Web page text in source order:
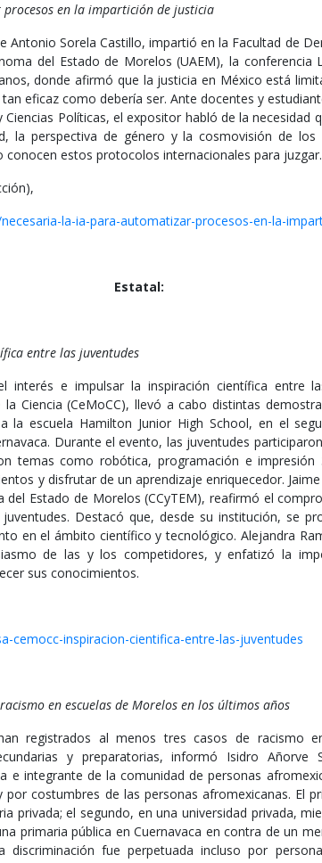
en la impartición de justicia
Antonio Sorela Castillo, impartió en la Facultad de
del Estado de Morelos (UAEM), la conferencia
donde afirmó que la justicia en México está
eficaz como debería ser. Ante docentes y
Ciencias Políticas, el expositor habló de la necesidad
la perspectiva de género y la cosmovisión de los
conocen estos protocolos internacionales para juzgar.
la-ia-para-automatizar-procesos-en-la-
Estatal:
entre las juventudes
e impulsar la inspiración científica entre
Ciencia (CeMoCC), llevó a cabo distintas
la escuela Hamilton Junior High School, en el
Durante el evento, las juventudes
temas como robótica, programación e impresión
y disfrutar de un aprendizaje enriquecedor.
del Estado de Morelos (CCyTEM), reafirmó el
Destacó que, desde su institución, se
en el ámbito científico y tecnológico. Alejandra
de las y los competidores, y enfatizó la
sus conocimientos.
cemocc-inspiracion-cientifica-entre-las-juventudes
en escuelas de Morelos en los últimos años
registrados al menos tres casos de racismo
y preparatorias, informó Isidro Añorve
e integrante de la comunidad de personas
costumbres de las personas afromexicanas. El
privada; el segundo, en una universidad privada,
primaria pública en Cuernavaca en contra de un
fue perpetuada incluso por